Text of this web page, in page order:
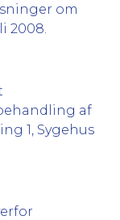
om
2008.
af
1, Sygehus